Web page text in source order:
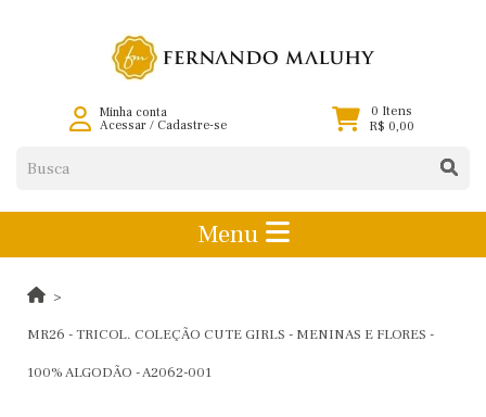
Minha conta
Acessar/ Cadastre-se
0 Itens
R$ 0,00
Menu
MR26 - TRICOL. COLEÇÃO CUTE GIRLS - MENINAS E FLORES -
100% ALGODÃO - A2062-001